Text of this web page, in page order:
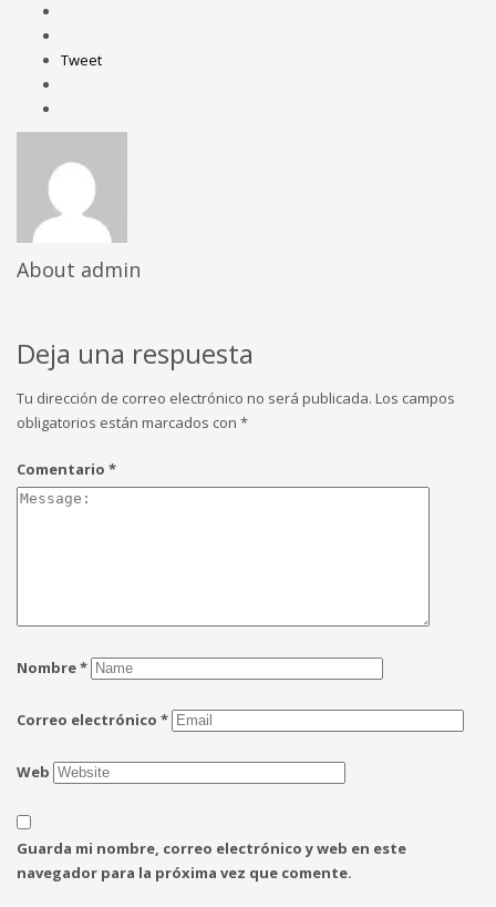
Tweet
About admin
Deja una respuesta
Tu dirección de correo electrónico no será publicada. Los campos
obligatorios están marcados con *
Comentario *
Nombre*
Correo electrónico *
Web
Guarda mi nombre, correo electrónico y web en este
navegador para la próxima vez que comente.